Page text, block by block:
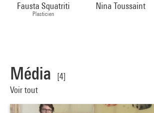
Fausta Squatriti
Plasticien
Nina Toussaint
Média
[4]
Voir tout